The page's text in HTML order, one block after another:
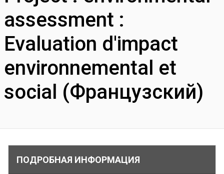
assessment :
Evaluation d'impact
environnemental et
social (Французский)
ПОДРОБНАЯ ИНФОРМАЦИЯ